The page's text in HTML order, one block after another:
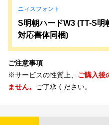
ニィスフォント
S明朝ハードW3 (TT-S明
対応書体同梱)
ご注意事項
※サービスの性質上、 ご購入後
ません。 ご了承ください。